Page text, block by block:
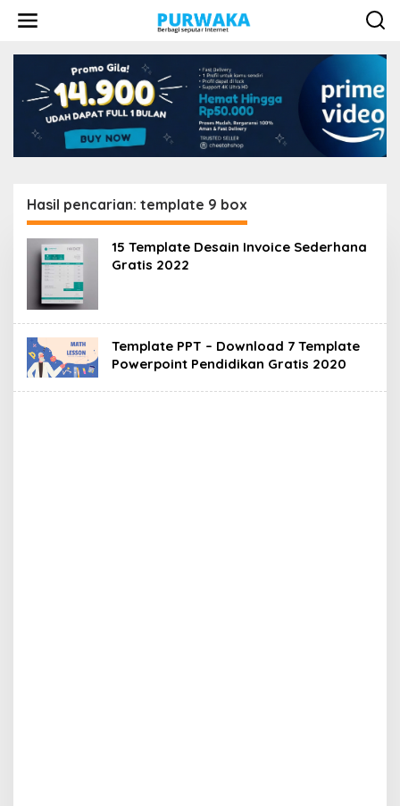
Hasil pencarian: template 9 box
15 Template Desain Invoice Sederhana
Gratis 2022
Template PPT – Download 7 Template
Powerpoint Pendidikan Gratis 2020